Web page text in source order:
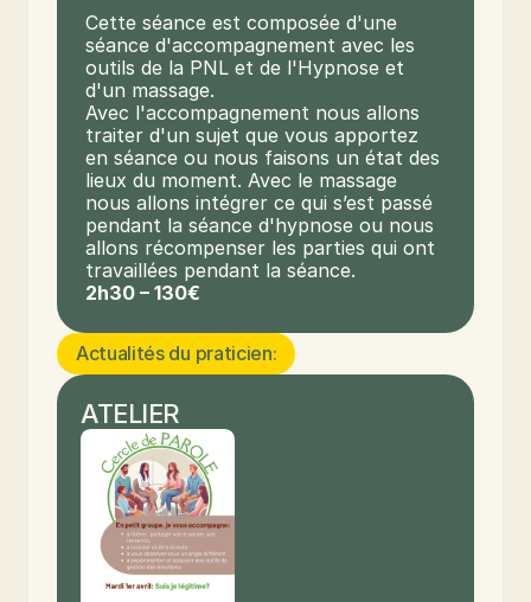
Cette séance est composée d'une
séance d'accompagnement avec les
outils de la PNL et de l'Hypnose et
d'un massage.
Avec l'accompagnement nous allons
traiter d'un sujet que vous apportez
en séance ou nous faisons un état des
lieux du moment. Avec le massage
nous allons intégrer ce qui s’est passé
pendant la séance d'hypnose ou nous
allons récompenser les parties qui ont
travaillées pendant la séance.
2h30 – 130€
Actualités du praticien:
ATELIER